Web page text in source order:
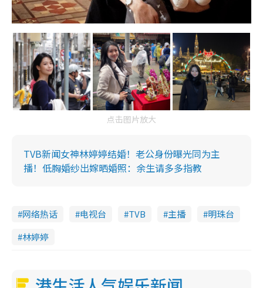
点击图片放大
TVB新闻女神林婷婷结婚！老公身份曝光同为主
播！低胸婚纱出嫁晒婚照：余生请多多指教
网络热话 电视台 TVB 主播
明珠台
林婷婷